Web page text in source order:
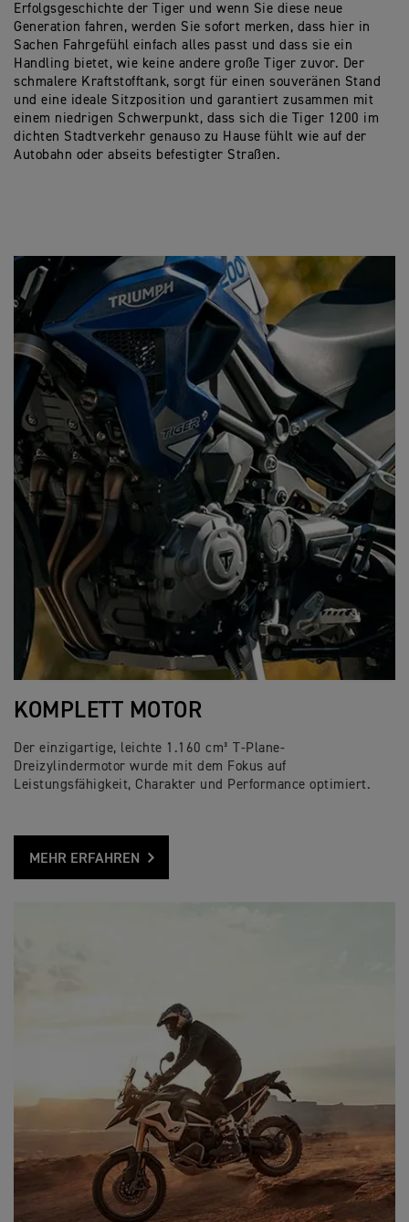
Erfolgsgeschichte der Tiger und wenn Sie diese neue
Generation fahren, werden Sie sofort merken, dass hier in
Sachen Fahrgefühl einfach alles passt und dass sie ein
Handling bietet, wie keine andere große Tiger zuvor. Der
schmalere Kraftstofftank, sorgt für einen souveränen Stand
und eine ideale Sitzposition und garantiert zusammen mit
einem niedrigen Schwerpunkt, dass sich die Tiger 1200 im
dichten Stadtverkehr genauso zu Hause fühlt wie auf der
Autobahn oder abseits befestigter Straßen.
KOMPLETT MOTOR
Der einzigartige, leichte 1.160 cm³ T-Plane-
Dreizylindermotor wurde mit dem Fokus auf
Leistungsfähigkeit, Charakter und Performance optimiert.
MEHR ERFAHREN